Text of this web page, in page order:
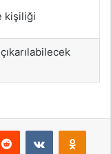
kişiliği
Reddit VKontakte